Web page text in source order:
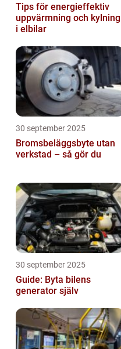
Tips för energieffektiv
uppvärmning och kylning
i elbilar
30 september 2025
Bromsbeläggsbyte utan
verkstad – så gör du
30 september 2025
Guide: Byta bilens
generator själv